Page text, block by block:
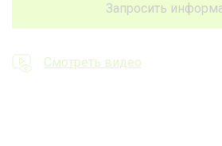
Запросить
Смотреть видео